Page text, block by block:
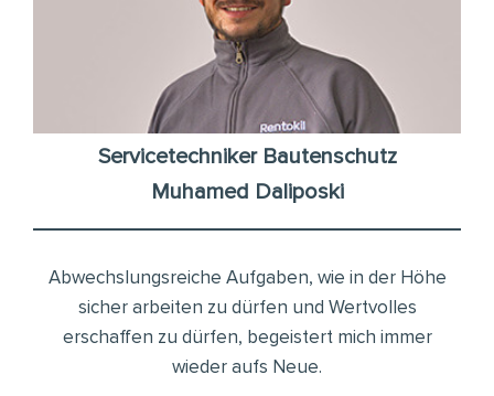
Servicetechniker Bautenschutz
Muhamed Daliposki
Abwechslungsreiche Aufgaben, wie in der Höhe
sicher arbeiten zu dürfen und Wertvolles
erschaffen zu dürfen, begeistert mich immer
wieder aufs Neue.